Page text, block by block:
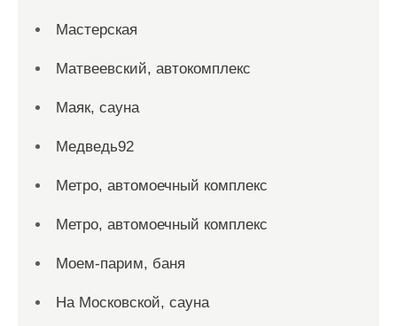
Мастерская
Матвеевский, автокомплекс
Маяк, сауна
Медведь92
Метро, автомоечный комплекс
Метро, автомоечный комплекс
Моем-парим, баня
На Московской, сауна